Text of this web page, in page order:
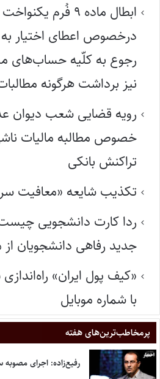
ابطال ماده ۹
درخصوص اعطای اختیار
رجوع به کلّیه حساب‌های
نیز برداشت هرگونه
رویه قضایی شعب دیوان
خصوص مطالبه مالیات
تراکنش بانکی
تکذیب شایعه «معافیت
ردا کارت دانشجویی
جدید رفاهی دانشجویان از مهر
«کیف پول ایران»
با شماره موبایل
پر‌مخاطب‌ترین‌های هفته
رفیع‌زاده: اجرای